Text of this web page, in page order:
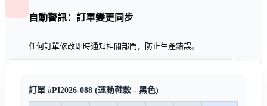
自動警訊：訂單變更同步
任何訂單修改即時通知相關部門，防止生產錯誤。
訂單 #PI2026-088 (運動鞋款 - 黑色)